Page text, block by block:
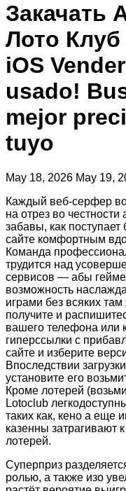
Закачать
Лото
iOS
usado!
mejor
tuyo
May 18, 2026 May 19,
Каждый веб-серфер
на отрез во
забавы, как
сайте комфортным
Команда
трудится над
сервисов — абы
возможность
играми без всяких
получите и
вашего телефона
гиперссылки с
сайте и изберите
Впоследствии
установите его
Кроме лотерей
Lotoclub
таких как, кено а еще
казенны затрагивают
лотерей.
Суперприз
ролью, а также изо